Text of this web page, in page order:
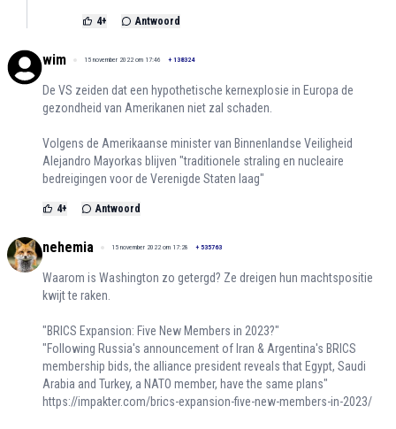
4+ Antwoord
wim 15 november 2022 om 17:46 + 138324
De VS zeiden dat een hypothetische kernexplosie in Europa de
gezondheid van Amerikanen niet zal schaden.
Volgens de Amerikaanse minister van Binnenlandse Veiligheid
Alejandro Mayorkas blijven "traditionele straling en nucleaire
bedreigingen voor de Verenigde Staten laag"
4+ Antwoord
nehemia 15 november 2022 om 17:28 + 535763
Waarom is Washington zo getergd? Ze dreigen hun machtspositie
kwijt te raken.
"BRICS Expansion: Five New Members in 2023?"
"Following Russia's announcement of Iran & Argentina's BRICS
membership bids, the alliance president reveals that Egypt, Saudi
Arabia and Turkey, a NATO member, have the same plans"
https://impakter.com/brics-expansion-five-new-members-in-2023/